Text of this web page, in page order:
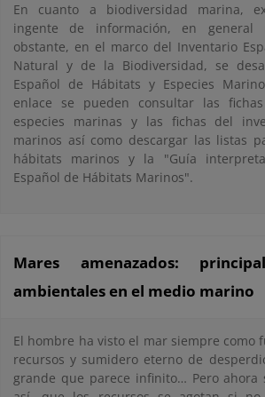
En cuanto a biodiversidad marina,
ingente de información, en general
obstante, en el marco del Inventario
Natural y de la Biodiversidad, se
Español de Hábitats y Especies
enlace se pueden consultar las
especies marinas y las fichas del
marinos así como descargar las listas
hábitats marinos y la "Guía
Español de Hábitats Marinos".
Mares amenazados:
ambientales en el medio marino
El hombre ha visto el mar siempre como
recursos y sumidero eterno de
grande que parece infinito… Pero ahora